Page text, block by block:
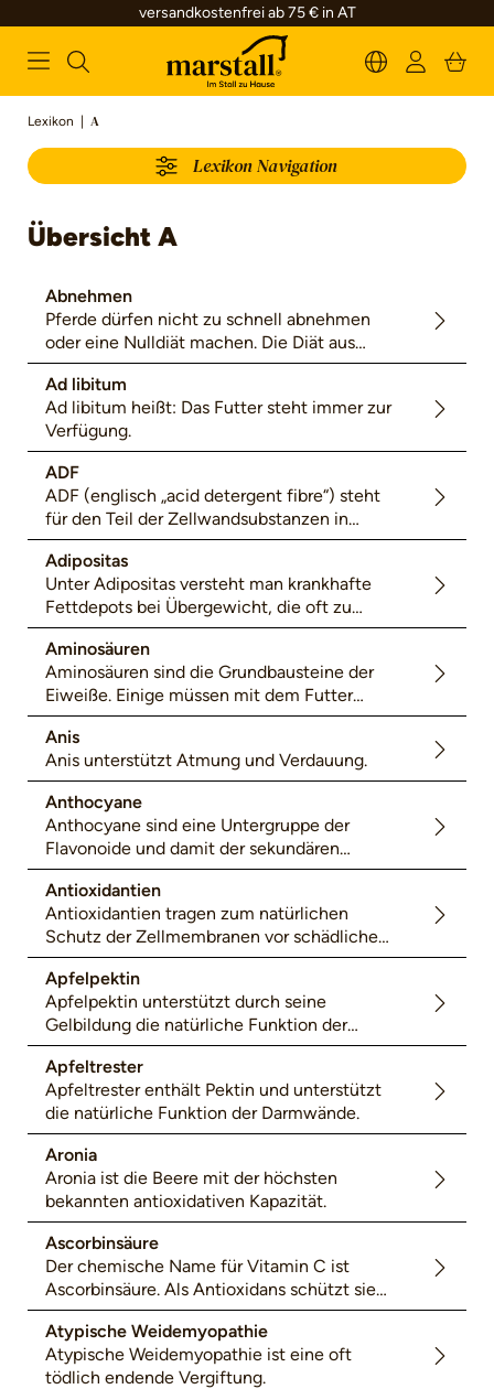
springen
versandkostenfrei ab 75 € in AT
Lexikon | A
Lexikon Navigation
Übersicht A
Abnehmen
Pferde dürfen nicht zu schnell abnehmen
oder eine Nulldiät machen. Die Diät aus
Heu, Aminosäuren und Mineralfutter sollte
ca. 80 % des Energiebedarfs beinhalten.
Ad libitum
Ad libitum heißt: Das Futter steht immer zur
Verfügung.
ADF
ADF (englisch „acid detergent fibre“) steht
für den Teil der Zellwandsubstanzen in
Futterpflanzen, der im Labor in saurer
Lösung nicht gelöst werden kann. Die ADF
werden in der erweiterten Weender Analyse
bestimmt.Die ADF umfasst also alle schwer-
und unverdaulichen Zellwandkohlenhydrate:
Cellulosen, Lignin (Holzstoff) und Lignin-
Stickstoffverbindungen. Obwohl nicht alle
Faserfraktionen vom Pferd bzw. von seinen
Darmmikroben verdaulich sind (z. B. Lignine
sind überwiegend unverdaulich), sind sie für
die Darmmotorik und für die
Darmgesundheit wichtig.
Adipositas
Unter Adipositas versteht man krankhafte
Fettdepots bei Übergewicht, die oft zu
Hufrehe führen.
Aminosäuren
Aminosäuren sind die Grundbausteine der
Eiweiße. Einige müssen mit dem Futter
aufgenommen werden.
Anis
Anis unterstützt Atmung und Verdauung.
Anthocyane
Anthocyane sind eine Untergruppe der
Flavonoide und damit der sekundären
Pflanzenstoffe. Blaue und violette
Pflanzenfarbstoffe gehören dazu. Besonders
wertvoll sind sie in der Ernährung durch ihre
antioxidative Wirkung.
Antioxidantien
Antioxidantien tragen zum natürlichen
Schutz der Zellmembranen vor schädlichen
Molekülen bei.
Apfelpektin
Apfelpektin unterstützt durch seine
Gelbildung die natürliche Funktion der
Darmschleimhaut und eine positive
Darmflora.
Apfeltrester
Apfeltrester enthält Pektin und unterstützt
die natürliche Funktion der Darmwände.
Aronia
Aronia ist die Beere mit der höchsten
bekannten antioxidativen Kapazität.
Ascorbinsäure
Der chemische Name für Vitamin C ist
Ascorbinsäure. Als Antioxidans schützt sie
die Zellen vor freien Radikalen, sie fördert
die natürliche Funktion des Immunsystems
und ist wichtig für Kollagen.
Atypische Weidemyopathie
Atypische Weidemyopathie ist eine oft
tödlich endende Vergiftung.